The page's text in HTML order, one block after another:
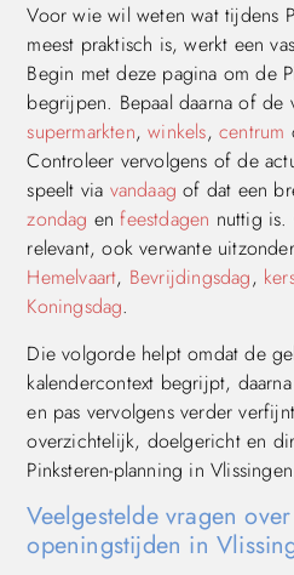
Voor wie wil weten wat tijdens
meest praktisch is, werkt een
Begin met deze pagina om de
begrijpen. Bepaal daarna of de
supermarkten,winkels,centrum
Controleer vervolgens of de
speelt via vandaag of dat een
zondag en feestdagen nuttig is.
relevant, ook verwante
Hemelvaart, Bevrijdingsdag,
Koningsdag.
Die volgorde helpt omdat de
kalendercontext begrijpt,
en pas vervolgens verder
overzichtelijk, doelgericht en
Pinksteren-planning in
Veelgestelde vragen
openingstijden in